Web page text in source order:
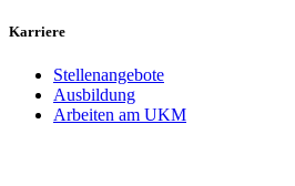
Karriere
Stellenangebote
Ausbildung
Arbeiten am UKM